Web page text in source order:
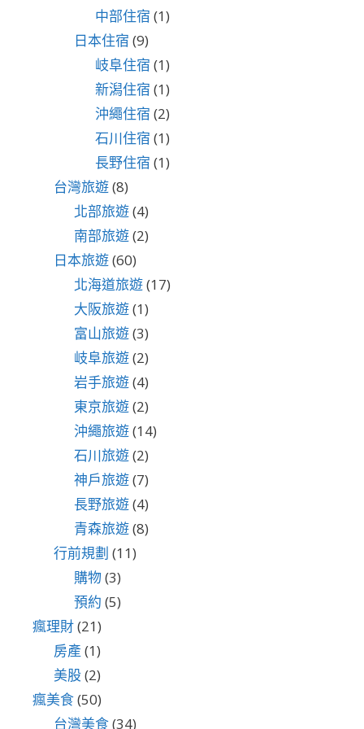
中部住宿 (1)
日本住宿 (9)
岐阜住宿 (1)
新潟住宿 (1)
沖繩住宿 (2)
石川住宿 (1)
長野住宿 (1)
台灣旅遊(8)
北部旅遊(4)
南部旅遊(2)
日本旅遊(60)
北海道旅遊(17)
大阪旅遊(1)
富山旅遊(3)
岐阜旅遊(2)
岩手旅遊(4)
東京旅遊(2)
沖繩旅遊(14)
石川旅遊(2)
神戶旅遊(7)
長野旅遊(4)
青森旅遊(8)
行前規劃 (11)
購物(3)
預約 (5)
瘋理財(21)
房產 (1)
美股(2)
瘋美食(50)
台灣美食(34)